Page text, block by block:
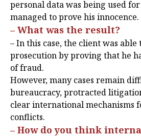
personal data was being used
managed to prove his innocence.
– What was the result?
– In this case, the client was
prosecution by proving that he
of fraud.
However, many cases remain
bureaucracy, protracted
clear international mechanisms
conflicts.
– How do you think